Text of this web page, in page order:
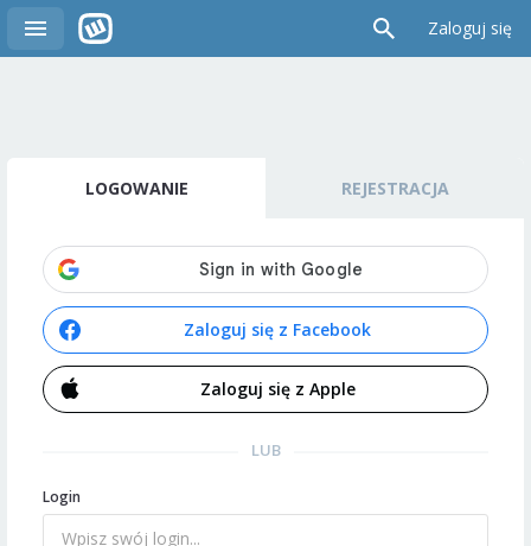
Zaloguj się
LOGOWANIE REJESTRACJA
Zaloguj się z Facebook
Zaloguj się z Apple
LUB
Login